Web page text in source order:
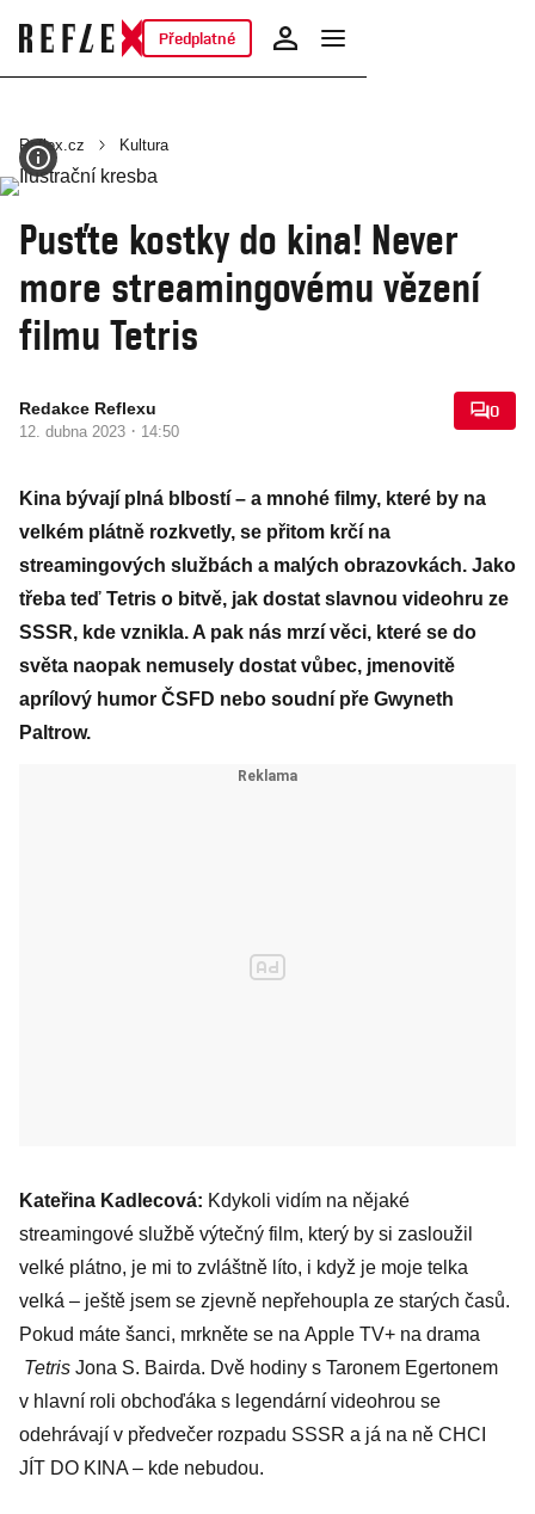
Předplatné
Reflex.cz Kultura
Pusťte kostky do kina! Never
more streamingovému vězení
filmu Tetris
Redakce Reflexu
12. dubna 2023 · 14:50
0
Kina bývají plná blbostí – a mnohé filmy, které by na
velkém plátně rozkvetly, se přitom krčí na
streamingových službách a malých obrazovkách. Jako
třeba teď Tetris o bitvě, jak dostat slavnou videohru ze
SSSR, kde vznikla. A pak nás mrzí věci, které se do
světa naopak nemusely dostat vůbec, jmenovitě
aprílový humor ČSFD nebo soudní pře Gwyneth
Paltrow.
Kateřina Kadlecová: Kdykoli vidím na nějaké
streamingové službě výtečný film, který by si zasloužil
velké plátno, je mi to zvláštně líto, i když je moje telka
velká – ještě jsem se zjevně nepřehoupla ze starých časů.
Pokud máte šanci, mrkněte se na Apple TV+ na drama
Tetris Jona S. Bairda. Dvě hodiny s Taronem Egertonem
v hlavní roli obchoďáka s legendární videohrou se
odehrávají v předvečer rozpadu SSSR a já na ně CHCI
JÍT DO KINA – kde nebudou.